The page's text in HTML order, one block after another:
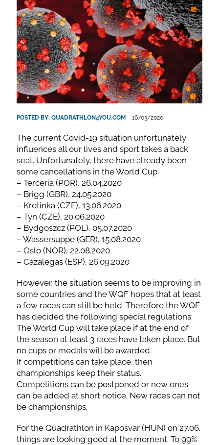
POSTED BY: QUADRATHLON4YOU.COM 16/03/2020
The current Covid-19 situation unfortunately
influences all our lives and sport takes a back
seat. Unfortunately, there have already been
some cancellations in the World Cup:
– Terceria (POR), 26.04.2020
– Brigg (GBR), 24.05.2020
– Kretinka (CZE), 13.06.2020
– Tyn (CZE), 20.06.2020
– Bydgoszcz (POL), 05.07.2020
– Wassersuppe (GER), 15.08.2020
– Oslo (NOR), 22.08.2020
– Cazalegas (ESP), 26.09.2020
However, the situation seems to be improving in
some countries and the WQF hopes that at least
a few races can still be held. Therefore the WQF
has decided the following special regulations:
The World Cup will take place if at the end of
the season at least 3 races have taken place. But
no cups or medals will be awarded.
If competitions can take place, then
championships keep their status.
Competitions can be postponed or new ones
can be added at short notice. New races can not
be championships.
For the Quadrathlon in Kaposvar (HUN) on 27.06.
things are looking good at the moment. To 99%